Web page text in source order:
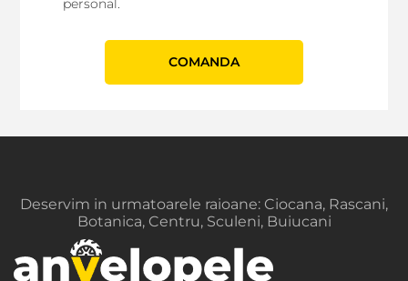
personal.
СOMANDA
Deservim in urmatoarele raioane: Ciocana, Rascani,
Botanica, Centru, Sculeni, Buiucani